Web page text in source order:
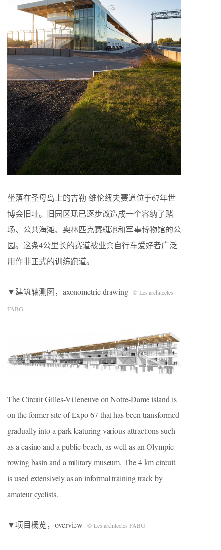
坐落在圣母岛上的吉勒-维伦纽夫赛道位于67年世
博会旧址。旧园区现已逐步改造成一个容纳了赌
场、公共海滩、奥林匹克赛艇池和军事博物馆的公
园。这条4公里长的赛道被业余自行车爱好者广泛
用作非正式的训练跑道。
▼建筑轴测图，axonometric drawing © Les architectes
FABG
The Circuit Gilles-Villeneuve on Notre-Dame island is
on the former site of Expo 67 that has been transformed
gradually into a park featuring various attractions such
as a casino and a public beach, as well as an Olympic
rowing basin and a military museum. The 4 km circuit
is used extensively as an informal training track by
amateur cyclists.
▼项目概览，overview © Les architectes FABG